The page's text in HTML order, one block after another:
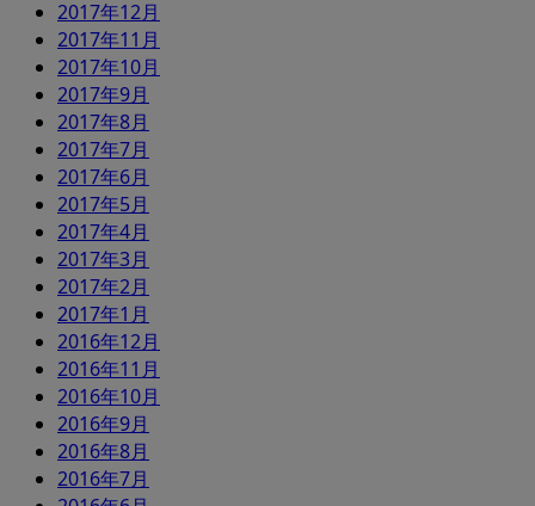
2017年12月
2017年11月
2017年10月
2017年9月
2017年8月
2017年7月
2017年6月
2017年5月
2017年4月
2017年3月
2017年2月
2017年1月
2016年12月
2016年11月
2016年10月
2016年9月
2016年8月
2016年7月